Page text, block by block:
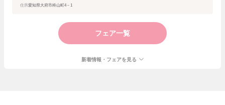
住所愛知県大府市柊山町4－1
フェア一覧
新着情報・フェアを見る